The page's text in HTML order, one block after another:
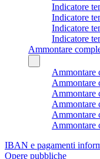
Indicatore
Indicatore
Indicatore
Indicatore
Ammontare
Ammontare
Ammontare
Ammontare
Ammontare
Ammontare
Ammontare
IBAN e pagamenti
Opere pubbliche